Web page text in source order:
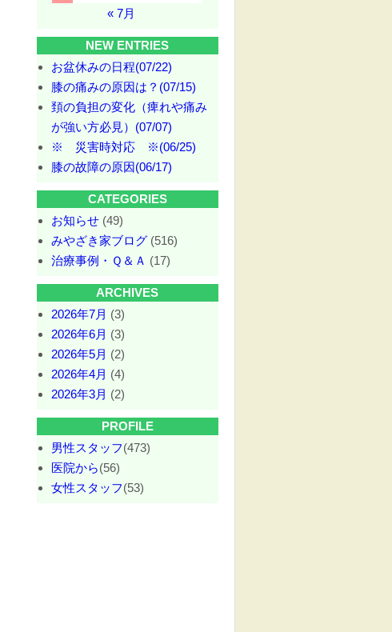
« 7月
NEW ENTRIES
お盆休みの日程(07/22)
膝の痛みの原因は？(07/15)
頚の負担の変化（痺れや痛み
が強い方必見）(07/07)
※ 災害時対応 ※(06/25)
膝の故障の原因(06/17)
CATEGORIES
お知らせ(49)
みやざき家ブログ(516)
治療事例・Ｑ＆Ａ (17)
ARCHIVES
2026年7月 (3)
2026年6月 (3)
2026年5月 (2)
2026年4月 (4)
2026年3月 (2)
PROFILE
男性スタッフ(473)
医院から(56)
女性スタッフ(53)